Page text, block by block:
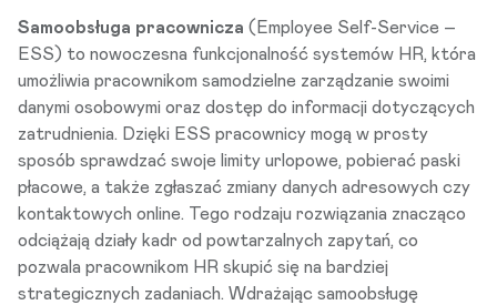
Samoobsługa pracownicza (Employee Self-Service –
ESS) to nowoczesna funkcjonalność systemów HR, która
umożliwia pracownikom samodzielne zarządzanie swoimi
danymi osobowymi oraz dostęp do informacji dotyczących
zatrudnienia. Dzięki ESS pracownicy mogą w prosty
sposób sprawdzać swoje limity urlopowe, pobierać paski
płacowe, a także zgłaszać zmiany danych adresowych czy
kontaktowych online. Tego rodzaju rozwiązania znacząco
odciążają działy kadr od powtarzalnych zapytań, co
pozwala pracownikom HR skupić się na bardziej
strategicznych zadaniach. Wdrażając samoobsługę